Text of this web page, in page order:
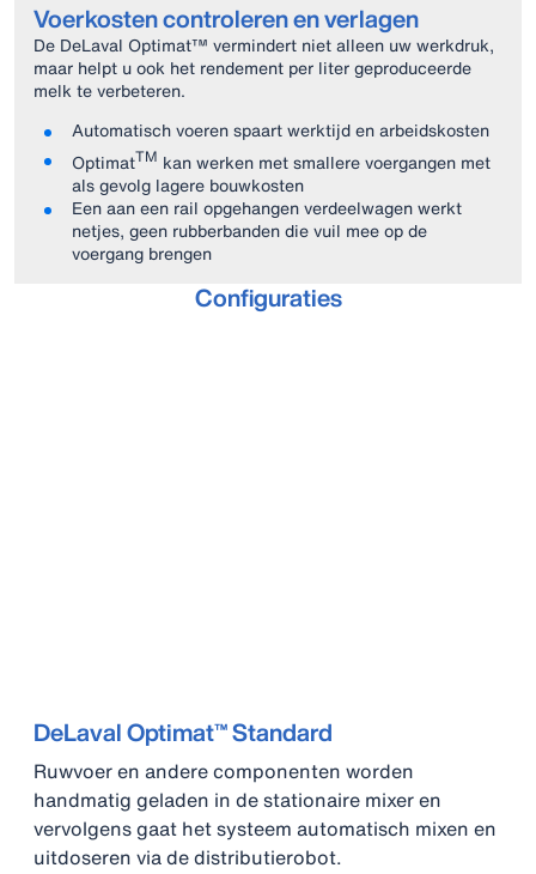
Voerkosten controleren en verlagen
De DeLaval Optimat™ vermindert niet alleen uw werkdruk,
maar helpt u ook het rendement per liter geproduceerde
melk te verbeteren.
Automatisch voeren spaart werktijd en arbeidskosten
OptimatTM kan werken met smallere voergangen met
als gevolg lagere bouwkosten
Een aan een rail opgehangen verdeelwagen werkt
netjes, geen rubberbanden die vuil mee op de
voergang brengen
Configuraties
DeLaval Optimat™ Standard
Ruwvoer en andere componenten worden
handmatig geladen in de stationaire mixer en
vervolgens gaat het systeem automatisch mixen en
uitdoseren via de distributierobot.